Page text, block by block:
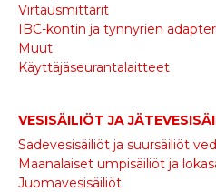
Virtausmittarit
IBC-kontin ja tynnyrien
Muut
Käyttäjäseurantalaitteet
VESISÄILIÖT JA
Sadevesisäiliöt ja suursäiliöt
Maanalaiset umpisäiliöt ja
Juomavesisäiliöt